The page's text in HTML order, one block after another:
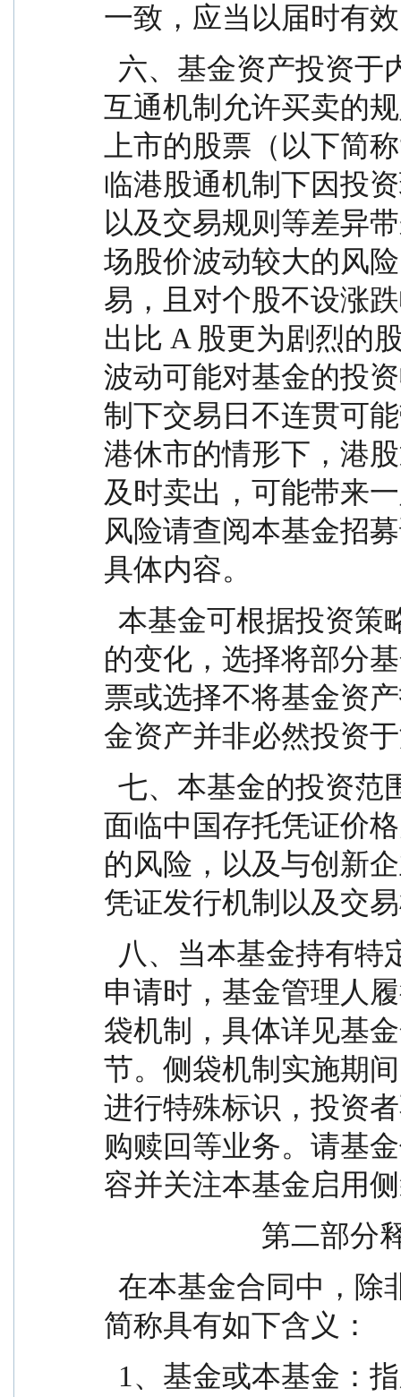
一致，应当以届时有
互通机制允许买卖的
上市的股票（以下简
临港股通机制下因投
以及交易规则等差异
场股价波动较大的风
易，且对个股不设涨
出比 A 股更为剧烈的
波动可能对基金的投
制下交易日不连贯可
港休市的情形下，港
及时卖出，可能带来
风险请查阅本基金招
具体内容。
的变化，选择将部分
票或选择不将基金资
金资产并非必然投资
面临中国存托凭证价
的风险，以及与创新
凭证发行机制以及交
申请时，基金管理人
袋机制，具体详见基
节。侧袋机制实施期
进行特殊标识，投资
购赎回等业务。请基
容并关注本基金启用
第
简称具有如下含义：